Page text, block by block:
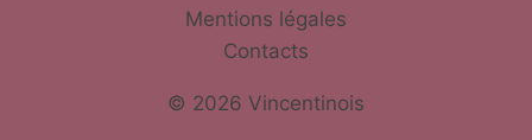
Mentions légales
Contacts
© 2026 Vincentinois